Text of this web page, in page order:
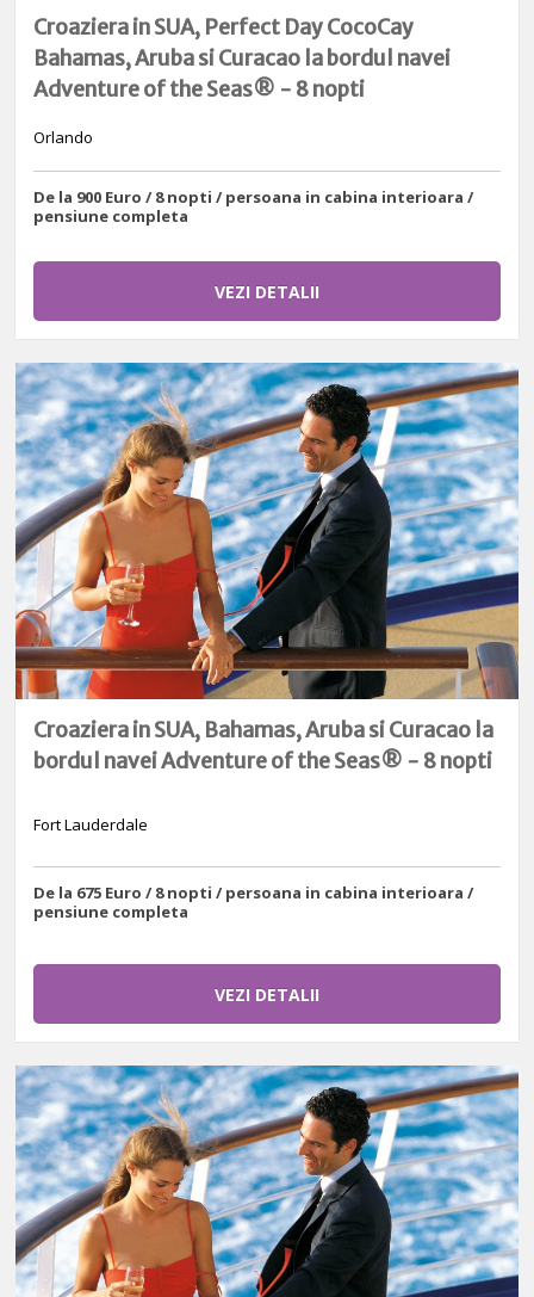
Croaziera in SUA, Perfect Day CocoCay
Bahamas, Aruba si Curacao la bordul navei
Adventure of the Seas® - 8 nopti
Orlando
De la 900 Euro / 8 nopti / persoana in cabina interioara /
pensiune completa
VEZI DETALII
Croaziera in SUA, Bahamas, Aruba si Curacao la
bordul navei Adventure of the Seas® - 8 nopti
Fort Lauderdale
De la 675 Euro / 8 nopti / persoana in cabina interioara /
pensiune completa
VEZI DETALII